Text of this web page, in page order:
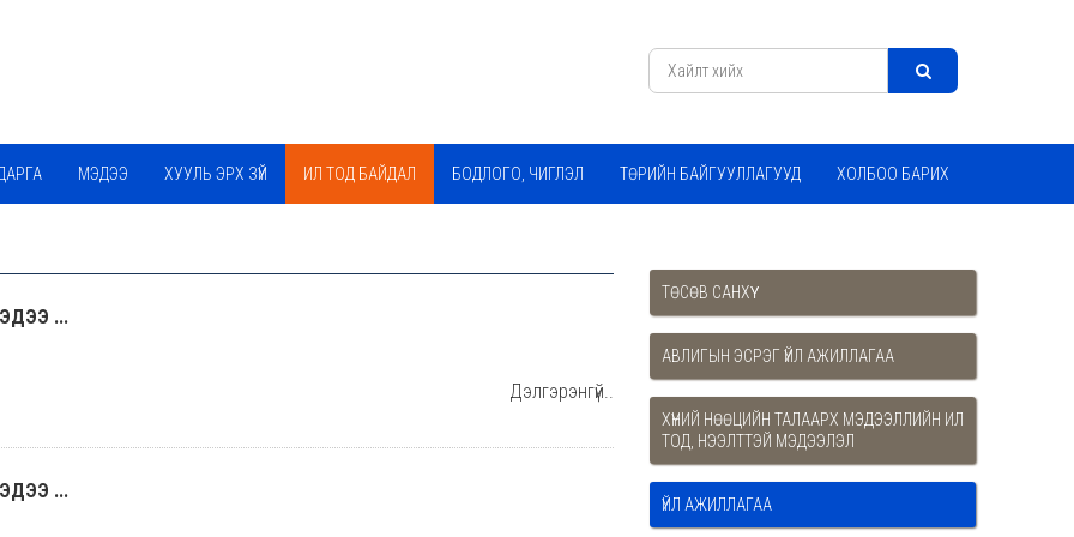
МЭДЭЭ ХУУЛЬ ЭРХ ЗҮЙ ИЛ ТОД БАЙДАЛ БОДЛОГО, ЧИГЛЭЛ ТӨРИЙН БАЙГУУЛЛАГУУД ХОЛБОО БАРИХ
...
Дэлгэрэнгүй..
...
ТӨСӨВ САНХҮҮ
АВЛИГЫН ЭСРЭГ ҮЙЛ АЖИЛЛАГАА
ХҮНИЙ НӨӨЦИЙН ТАЛААРХ МЭДЭЭЛЛИЙН ИЛ
ТОД, НЭЭЛТТЭЙ МЭДЭЭЛЭЛ
ҮЙЛ АЖИЛЛАГАА